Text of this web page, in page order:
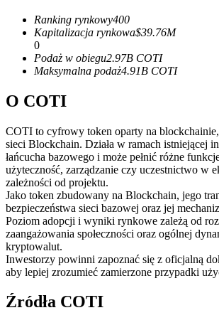
Kontrakty futures wykorzystujące USDC
Kopiowanie Transakcji
Dołącz do najlepszych traderów
Ranking rynkowy400
Kapitalizacja rynkowa$39.76M
0
Podaż w obiegu2.97B COTI
Maksymalna podaż4.91B COTI
O COTI
COTI to cyfrowy token oparty na
sieci Blockchain. Działa w ramach istniejącej
łańcucha bazowego i może pełnić różne
użyteczność, zarządzanie czy uczestnictwo w
zależności od projektu.
Jako token zbudowany na Blockchain, jego
bezpieczeństwa sieci bazowej oraz jej
Poziom adopcji i wyniki rynkowe zależą od
zaangażowania społeczności oraz ogólnej
kryptowalut.
Inwestorzy powinni zapoznać się z oficjalną
aby lepiej zrozumieć zamierzone przypadki
Źródła COTI